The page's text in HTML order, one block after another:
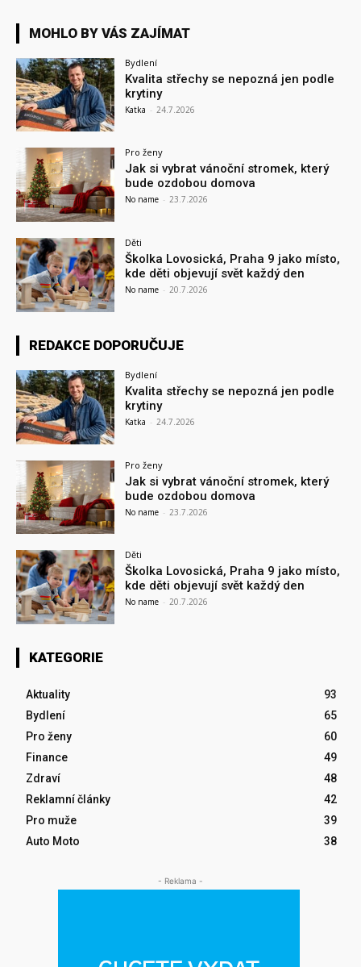
MOHLO BY VÁS ZAJÍMAT
Bydlení
Kvalita střechy se nepozná jen podle
krytiny
Katka - 24.7.2026
Pro ženy
Jak si vybrat vánoční stromek, který
bude ozdobou domova
No name - 23.7.2026
Děti
Školka Lovosická, Praha 9 jako místo,
kde děti objevují svět každý den
No name - 20.7.2026
REDAKCE DOPORUČUJE
Bydlení
Kvalita střechy se nepozná jen podle
krytiny
Katka - 24.7.2026
Pro ženy
Jak si vybrat vánoční stromek, který
bude ozdobou domova
No name - 23.7.2026
Děti
Školka Lovosická, Praha 9 jako místo,
kde děti objevují svět každý den
No name - 20.7.2026
KATEGORIE
Aktuality
93
Bydlení
65
Pro ženy
60
Finance
49
Zdraví
48
Reklamní články
42
Pro muže
39
Auto Moto
38
- Reklama -